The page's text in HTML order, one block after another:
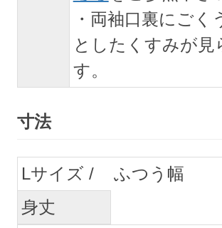
・両袖口裏にごく
としたくすみが見
す。
寸法
L
ふつう幅
身丈